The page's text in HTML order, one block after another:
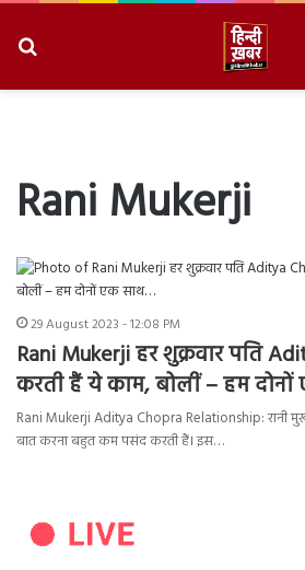
Rani Mukerji
29 August 2023 - 12:08 PM
Rani Mukerji हर शुक्रवार पति
करती हैं ये काम, बोलीं – हम
Rani Mukerji Aditya Chopra Relationship: रानी
बात करना बहुत कम पसंद करती हैं। इस…